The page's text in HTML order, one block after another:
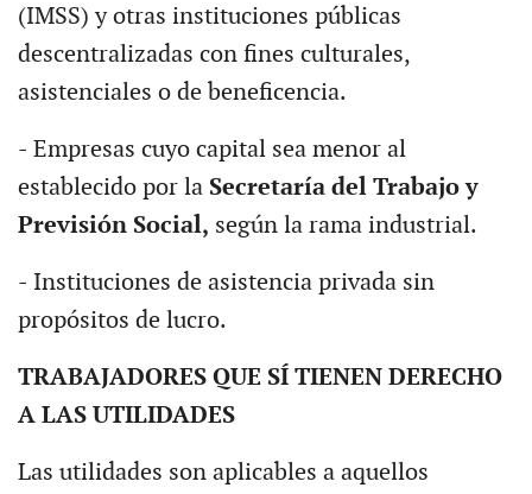
(IMSS) y otras instituciones públicas
descentralizadas con fines culturales,
asistenciales o de beneficencia.
- Empresas cuyo capital sea menor al
establecido por laSecretaría del Trabajo y
Previsión Social, según la rama industrial.
- Instituciones de asistencia privada sin
propósitos de lucro.
TRABAJADORES QUE SÍ TIENEN DERECHO
A LAS UTILIDADES
Las utilidades son aplicables a aquellos